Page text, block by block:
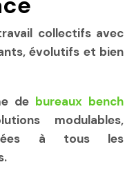
collectifs avec
évolutifs et bien
de bureaux bench
modulables,
à tous les